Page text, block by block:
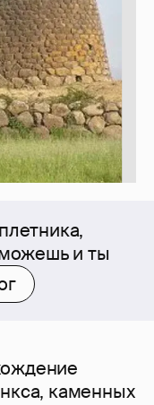
можешь и ты
каменных